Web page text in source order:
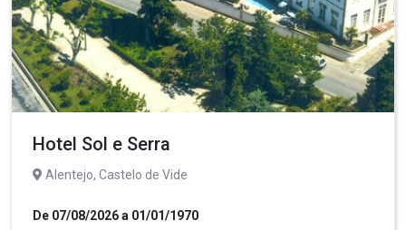
Hotel Sol e Serra
Alentejo, Castelo de Vide
De 07/08/2026 a 01/01/1970